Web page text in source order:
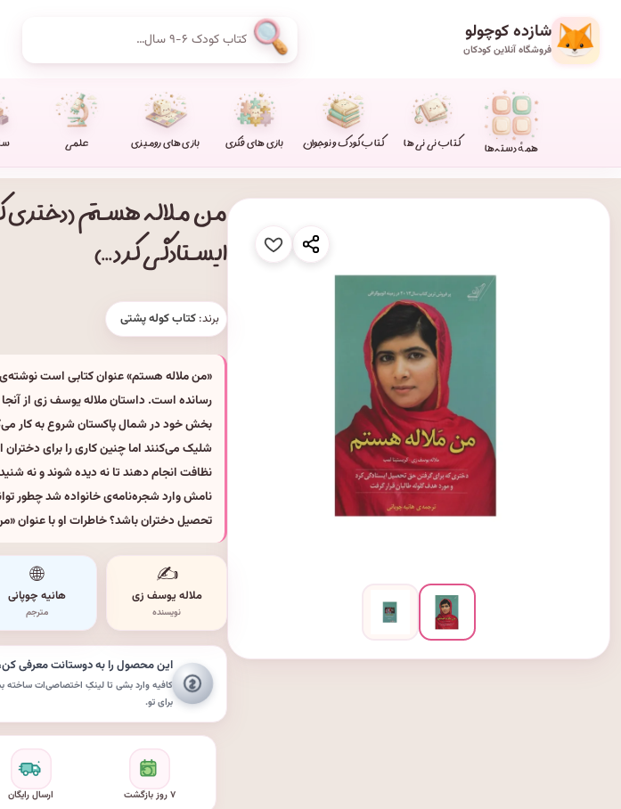
شازده کوچولو
فروشگاه آنلاین کودکان
همهٔ دسته‌ها کتاب نی نی ها کتاب کودک و نوجوان بازی های فکری بازی های رومیزی علمی
من ملاله هستم (دختری
ایستادگی کرد...)
برند: کتاب کوله پشتی
«من ملاله هستم» عنوان کتابی است
رسانده است. داستان ملاله یوسف زی از
بخش خود در شمال پاکستان شروع به کار
شلیک می‌کنند اما چنین کاری را برای
نظافت انجام دهند تا نه دیده شوند و نه
نامش وارد شجره‌نامه‌ی خانواده شد چطور
تحصیل دختران باشد؟ خاطرات او با عنوان
✍️
ملاله یوسف زی
نویسنده
🌐
هانیه چوپانی
مترجم
این محصول را به دوستانت معرفی
کافیه وارد بشی تا لینکِ اختصاصی‌ات
برای تو.
۷ روز بازگشت ارسال رایگان